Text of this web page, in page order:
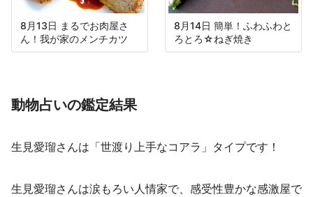
8月13日 まるでお肉屋さ
ん！我が家のメンチカツ
8月14日 簡単！ふわふわと
ろとろ☆ねぎ焼き
動物占いの鑑定結果
生見愛瑠さんは「世渡り上手なコアラ」タイプです！
生見愛瑠さんは涙もろい人情家で、感受性豊かな感激屋で